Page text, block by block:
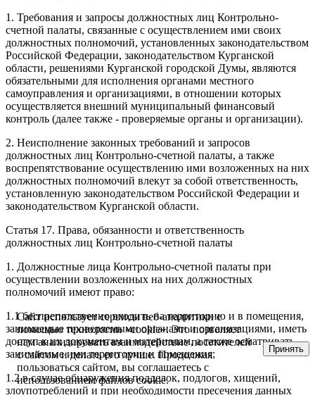
1. Требования и запросы должностных лиц Контрольно-
счетной палаты, связанные с осуществлением ими своих
должностных полномочий, установленных законодательством
Российской Федерации, законодательством Курганской
области, решениями Курганской городской Думы, являются
обязательными для исполнения органами местного
самоуправления и организациями, в отношении которых
осуществляется внешний муниципальный финансовый
контроль (далее также - проверяемые органы и организации).
2. Неисполнение законных требований и запросов
должностных лиц Контрольно-счетной палаты, а также
воспрепятствование осуществлению ими возложенных на них
должностных полномочий влекут за собой ответственность,
установленную законодательством Российской Федерации и
законодательством Курганской области.
Статья 17. Права, обязанности и ответственность
должностных лиц Контрольно-счетной палаты
1. Должностные лица Контрольно-счетной палаты при
осуществлении возложенных на них должностных
полномочий имеют право:
1.1 беспрепятственно входить на территорию и в помещения,
занимаемые проверяемыми органами и организациями, иметь
доступ к их документам и материалам, а также осматривать
занимаемые ими территории и помещения;
1.2 в случае обнаружения подделок, подлогов, хищений,
злоупотреблений и при необходимости пресечения данных
Сайт использует сервисы веб-аналитики с
помощью технологии «cookie». Это позволяет
нам анализировать взаимодействие посетителей
с сайтом и делать его лучше. Продолжая
пользоваться сайтом, вы соглашаетесь с
использованием файлов cookie.
Принять